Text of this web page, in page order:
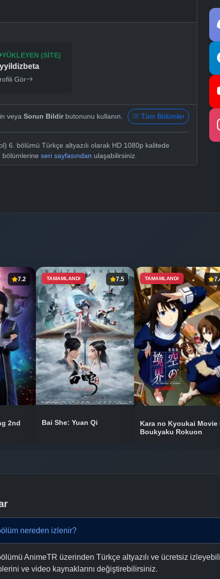
YÜKLEYEN (SITE)
Gör
veya Sorun Bildirbutonunu kullanın. Tüm Bölümler
6. bölümü Türkçe altyazılı olarak HD 1080p kalitede
bölümlerine seri sayfasından ulaşabilirsiniz.
7.2
2nd
TAMAMLANDI 7.5
Bai She: Yuan Qi
TAMAMLANDI
Kara no Kyoukai Movie
Boukyaku Rokuon
nereden izlenir?
AnimeTR üzerinden Türkçe altyazılı ve ücretsiz
ve video kaynaklarını değiştirebilirsiniz.